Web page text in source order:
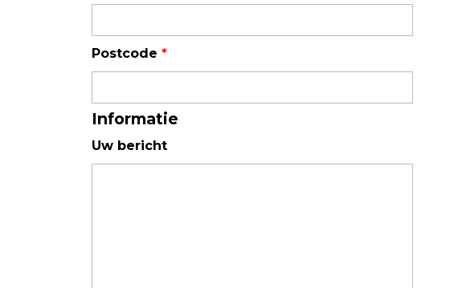
Luchtkwaliteitsmonitoren
Postcode *
Informatie
Uw bericht